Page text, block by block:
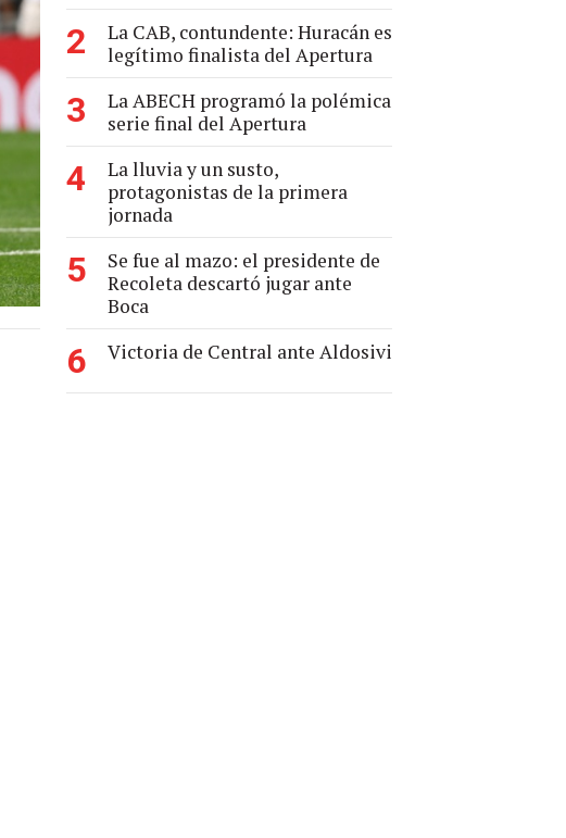
2
La CAB, contundente: Huracán es
legítimo finalista del Apertura
3
La ABECH programó la polémica
serie final del Apertura
4
La lluvia y un susto,
protagonistas de la primera
jornada
5
Se fue al mazo: el presidente de
Recoleta descartó jugar ante
Boca
6 Victoria de Central ante Aldosivi